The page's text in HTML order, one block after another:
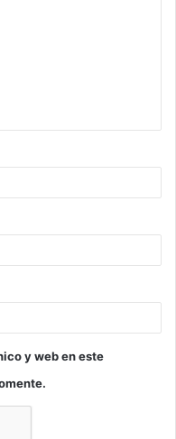
y web en este